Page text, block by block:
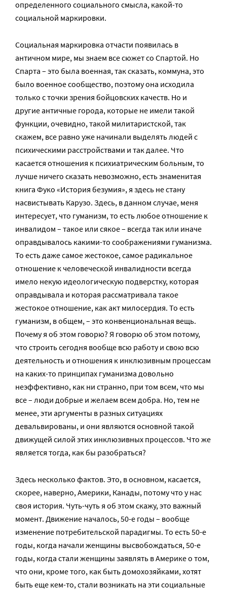
определенного социального смысла, какой-то
социальной маркировки.
Социальная маркировка отчасти появилась в
античном мире, мы знаем все сюжет со Спартой. Но
Спарта – это была военная, так сказать, коммуна, это
было военное сообщество, поэтому она исходила
только с точки зрения бойцовских качеств. Но и
другие античные города, которые не имели такой
функции, очевидно, такой милитаристской, так
скажем, все равно уже начинали выделять людей с
психическими расстройствами и так далее. Что
касается отношения к психиатрическим больным, то
лучше ничего сказать невозможно, есть знаменитая
книга Фуко «История безумия», я здесь не стану
насвистывать Карузо. Здесь, в данном случае, меня
интересует, что гуманизм, то есть любое отношение к
инвалидом – такое или сякое – всегда так или иначе
оправдывалось какими-то соображениями гуманизма.
То есть даже самое жестокое, самое радикальное
отношение к человеческой инвалидности всегда
имело некую идеологическую подверстку, которая
оправдывала и которая рассматривала такое
жестокое отношение, как акт милосердия. То есть
гуманизм, в общем, – это конвенциональная вещь.
Почему я об этом говорю? Я говорю об этом потому,
что строить сегодня вообще всю работу и свою всю
деятельность и отношения к инклюзивным процессам
на каких-то принципах гуманизма довольно
неэффективно, как ни странно, при том всем, что мы
все – люди добрые и желаем всем добра. Но, тем не
менее, эти аргументы в разных ситуациях
девальвированы, и они являются основной такой
движущей силой этих инклюзивных процессов. Что же
является тогда, как бы разобраться?
Здесь несколько фактов. Это, в основном, касается,
скорее, наверно, Америки, Канады, потому что у нас
своя история. Чуть-чуть я об этом скажу, это важный
момент. Движение началось, 50-е годы – вообще
изменение потребительской парадигмы. То есть 50-е
годы, когда начали женщины высвобождаться, 50-е
годы, когда стали женщины заявлять в Америке о том,
что они, кроме того, как быть домохозяйками, хотят
быть еще кем-то, стали возникать на эти социальные